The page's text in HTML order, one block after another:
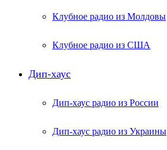
Клубное радио из Молдовы
Клубное радио из США
Дип-хаус
Дип-хаус радио из России
Дип-хаус радио из Украины